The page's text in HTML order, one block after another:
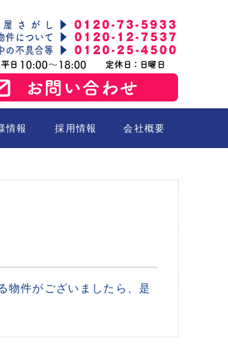
情報 採用情報 会社概要
物件がございましたら、是